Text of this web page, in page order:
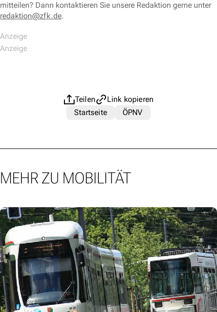
mitteilen? Dann kontaktieren Sie unsere Redaktion gerne unter
redaktion@zfk.de.
Teilen
Link kopieren
Startseite
ÖPNV
MEHR ZU MOBILITÄT